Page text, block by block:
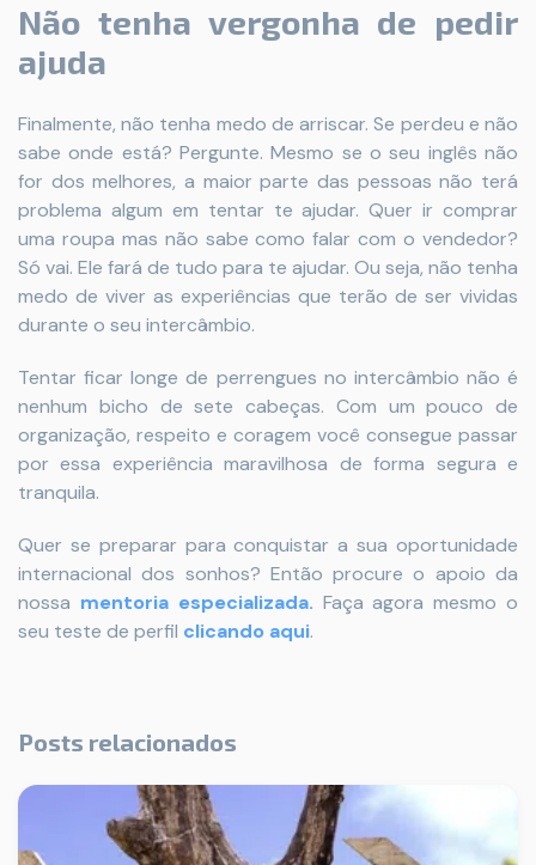
Não tenha vergonha de pedir
ajuda
Finalmente, não tenha medo de arriscar. Se perdeu e não
sabe onde está? Pergunte. Mesmo se o seu inglês não
for dos melhores, a maior parte das pessoas não terá
problema algum em tentar te ajudar. Quer ir comprar
uma roupa mas não sabe como falar com o vendedor?
Só vai. Ele fará de tudo para te ajudar. Ou seja, não tenha
medo de viver as experiências que terão de ser vividas
durante o seu intercâmbio.
Tentar ficar longe de perrengues no intercâmbio não é
nenhum bicho de sete cabeças. Com um pouco de
organização, respeito e coragem você consegue passar
por essa experiência maravilhosa de forma segura e
tranquila.
Quer se preparar para conquistar a sua oportunidade
internacional dos sonhos? Então procure o apoio da
nossa mentoria especializada. Faça agora mesmo o
seu teste de perfil clicando aqui.
Posts relacionados